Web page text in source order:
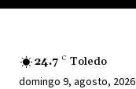
24.7 C Toledo
domingo 9, agosto, 2026